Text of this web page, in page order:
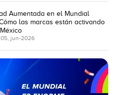
Aumentada en el Mundial
las marcas están activando
jun-2026